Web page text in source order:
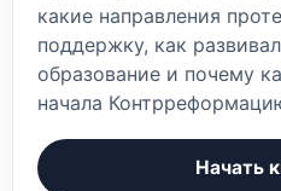
какие направления
поддержку, как
образование и почему
начала
Начать